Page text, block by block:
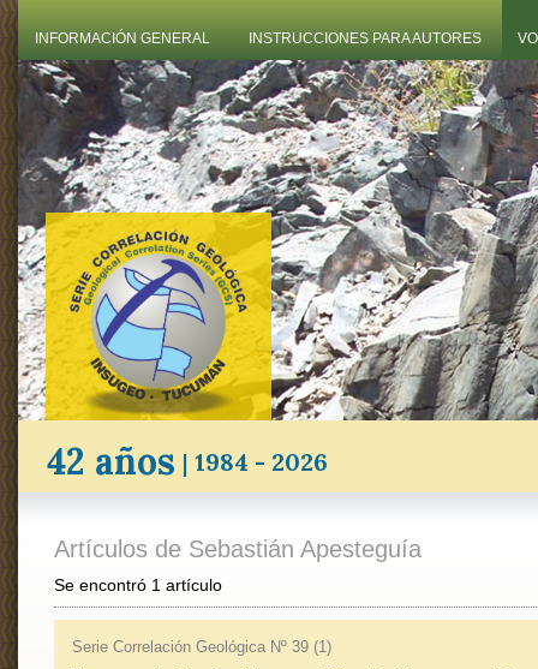
INFORMACIÓN GENERAL INSTRUCCIONES PARA AUTORES
42 años | 1984 - 2026
Artículos de Sebastián Apesteguía
Se encontró 1 artículo
Serie Correlación Geológica Nº 39 (1)